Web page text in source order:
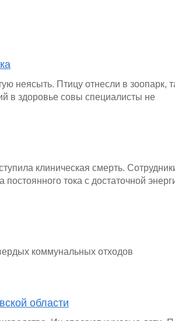
неясыть. Птицу отнесли в зоопарк,
в здоровье совы специалисты не
клиническая смерть.
тока с достаточной
коммунальных отходов
области